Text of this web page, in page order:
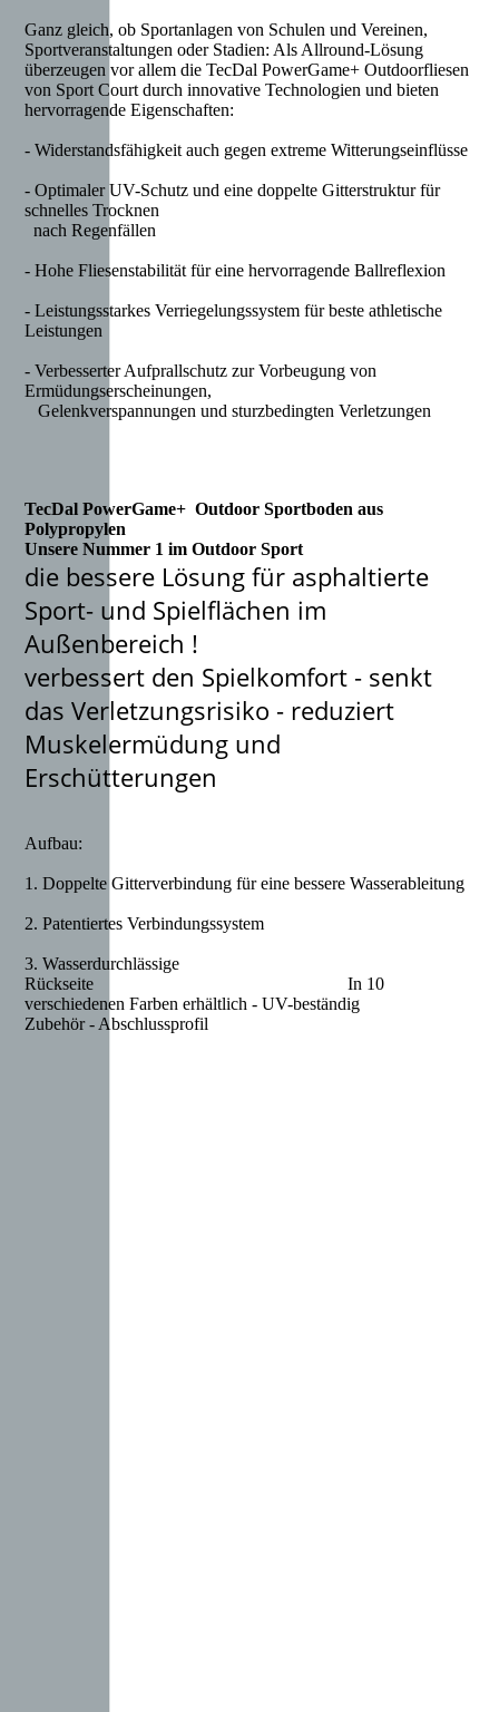
Ganz gleich, ob Sportanlagen von Schulen und Vereinen,
Sportveranstaltungen oder Stadien: Als Allround-Lösung
überzeugen vor allem die TecDal PowerGame+ Outdoorfliesen
von Sport Court durch innovative Technologien und bieten
hervorragende Eigenschaften:
- Widerstandsfähigkeit auch gegen extreme Witterungseinflüsse
- Optimaler UV-Schutz und eine doppelte Gitterstruktur für
schnelles Trocknen
nach Regenfällen
- Hohe Fliesenstabilität für eine hervorragende Ballreflexion
- Leistungsstarkes Verriegelungssystem für beste athletische
Leistungen
- Verbesserter Aufprallschutz zur Vorbeugung von
Ermüdungserscheinungen,
Gelenkverspannungen und sturzbedingten Verletzungen
TecDal PowerGame+ Outdoor Sportboden aus
Polypropylen
Unsere Nummer 1 im Outdoor Sport
die bessere Lösung für asphaltierte
Sport- und Spielflächen im
Außenbereich !
verbessert den Spielkomfort - senkt
das Verletzungsrisiko - reduziert
Muskelermüdung und
Erschütterungen
Aufbau:
1. Doppelte Gitterverbindung für eine bessere Wasserableitung
2. Patentiertes Verbindungssystem
3. Wasserdurchlässige
Rückseite In 10
verschiedenen Farben erhältlich - UV-beständig
Zubehör - Abschlussprofil